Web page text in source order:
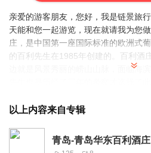
亲爱的游客朋友，您好，我是链景旅
天能和您一起游览，现在就请我为您
庄，是中国第一座国际标准的欧洲式
的百利先生在1985年创建的。百利酒
边就是风景秀丽的崂山山脉，面临海
土壤及充足日照量，都是种植酿酒葡
光等系列产业于一体的极品绿色酒庄
吸引了大批中外游客慕名而来。澳大
以上内容来自专辑
青岛-青岛华东百利酒庄